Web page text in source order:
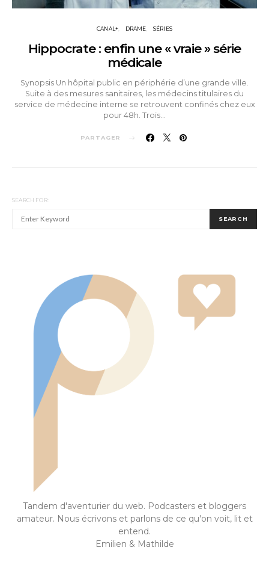
CANAL+ DRAME SÉRIES
Hippocrate : enfin une « vraie » série
médicale
Synopsis Un hôpital public en périphérie d’une grande ville.
Suite à des mesures sanitaires, les médecins titulaires du
service de médecine interne se retrouvent confinés chez eux
pour 48h. Trois…
PARTAGER
SEARCH FOR:
SEARCH
Tandem d'aventurier du web. Podcasters et bloggers
amateur. Nous écrivons et parlons de ce qu'on voit, lit et
entend.
Emilien & Mathilde